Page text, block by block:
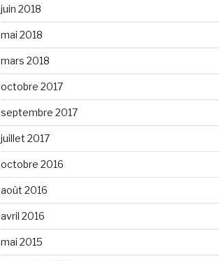
juin 2018
mai 2018
mars 2018
octobre 2017
septembre 2017
juillet 2017
octobre 2016
août 2016
avril 2016
mai 2015